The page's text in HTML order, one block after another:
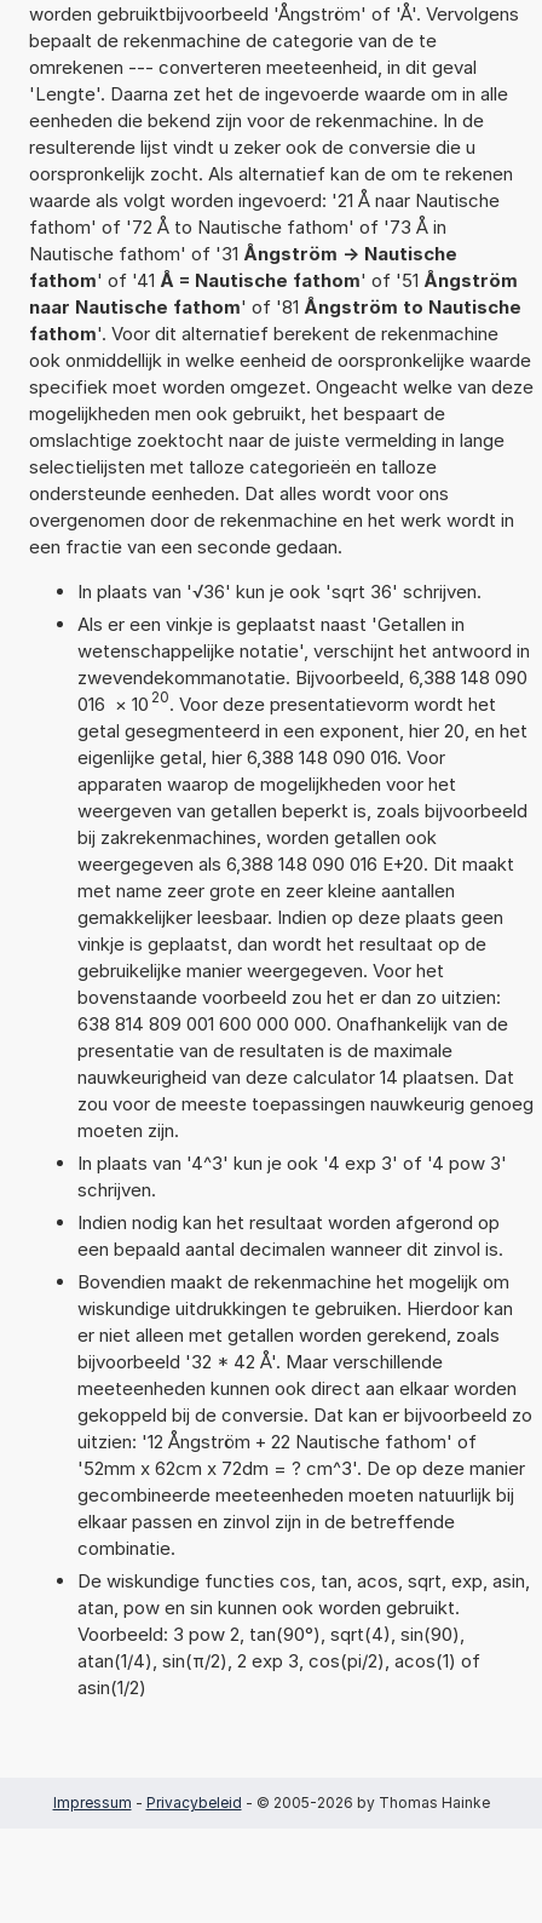
worden gebruiktbijvoorbeeld 'Ångström' of 'Å'. Vervolgens
bepaalt de rekenmachine de categorie van de te
omrekenen --- converteren meeteenheid, in dit geval
'Lengte'. Daarna zet het de ingevoerde waarde om in alle
eenheden die bekend zijn voor de rekenmachine. In de
resulterende lijst vindt u zeker ook de conversie die u
oorspronkelijk zocht. Als alternatief kan de om te rekenen
waarde als volgt worden ingevoerd: '21 Å naar Nautische
fathom' of '72 Å to Nautische fathom' of '73 Å in
Nautische fathom' of '31 Ångström -> Nautische
fathom' of '41 Å = Nautische fathom' of '51 Ångström
naar Nautische fathom' of '81 Ångström to Nautische
fathom'. Voor dit alternatief berekent de rekenmachine
ook onmiddellijk in welke eenheid de oorspronkelijke waarde
specifiek moet worden omgezet. Ongeacht welke van deze
mogelijkheden men ook gebruikt, het bespaart de
omslachtige zoektocht naar de juiste vermelding in lange
selectielijsten met talloze categorieën en talloze
ondersteunde eenheden. Dat alles wordt voor ons
overgenomen door de rekenmachine en het werk wordt in
een fractie van een seconde gedaan.
In plaats van '√36' kun je ook 'sqrt 36' schrijven.
Als er een vinkje is geplaatst naast 'Getallen in
wetenschappelijke notatie', verschijnt het antwoord in
zwevendekommanotatie. Bijvoorbeeld, 6,388 148 090
016 × 10 20. Voor deze presentatievorm wordt het
getal gesegmenteerd in een exponent, hier 20, en het
eigenlijke getal, hier 6,388 148 090 016. Voor
apparaten waarop de mogelijkheden voor het
weergeven van getallen beperkt is, zoals bijvoorbeeld
bij zakrekenmachines, worden getallen ook
weergegeven als 6,388 148 090 016 E+20. Dit maakt
met name zeer grote en zeer kleine aantallen
gemakkelijker leesbaar. Indien op deze plaats geen
vinkje is geplaatst, dan wordt het resultaat op de
gebruikelijke manier weergegeven. Voor het
bovenstaande voorbeeld zou het er dan zo uitzien:
638 814 809 001 600 000 000. Onafhankelijk van de
presentatie van de resultaten is de maximale
nauwkeurigheid van deze calculator 14 plaatsen. Dat
zou voor de meeste toepassingen nauwkeurig genoeg
moeten zijn.
In plaats van '4^3' kun je ook '4 exp 3' of '4 pow 3'
schrijven.
Indien nodig kan het resultaat worden afgerond op
een bepaald aantal decimalen wanneer dit zinvol is.
Bovendien maakt de rekenmachine het mogelijk om
wiskundige uitdrukkingen te gebruiken. Hierdoor kan
er niet alleen met getallen worden gerekend, zoals
bijvoorbeeld '32 * 42 Å'. Maar verschillende
meeteenheden kunnen ook direct aan elkaar worden
gekoppeld bij de conversie. Dat kan er bijvoorbeeld zo
uitzien: '12 Ångström + 22 Nautische fathom' of
'52mm x 62cm x 72dm = ? cm^3'. De op deze manier
gecombineerde meeteenheden moeten natuurlijk bij
elkaar passen en zinvol zijn in de betreffende
combinatie.
De wiskundige functies cos, tan, acos, sqrt, exp, asin,
atan, pow en sin kunnen ook worden gebruikt.
Voorbeeld: 3 pow 2, tan(90°), sqrt(4), sin(90),
atan(1/4), sin(π/2), 2 exp 3, cos(pi/2), acos(1) of
asin(1/2)
Impressum - Privacybeleid - © 2005-2026 by Thomas Hainke